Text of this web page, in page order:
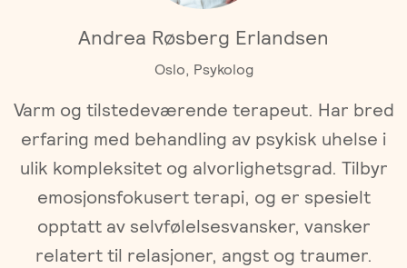
Parterapi
Foreldreveiledning
Gruppeterapi
Video-
Asker
Bergen
Behandlere
Kurs
Trykk
her
Om oss
Andrea Røsberg Erlandsen
Oslo, Psykolog
Varm og tilstedeværende terapeut. Har bred
erfaring med behandling av psykisk uhelse i
ulik kompleksitet og alvorlighetsgrad. Tilbyr
emosjonsfokusert terapi, og er spesielt
opptatt av selvfølelsesvansker, vansker
relatert til relasjoner, angst og traumer.